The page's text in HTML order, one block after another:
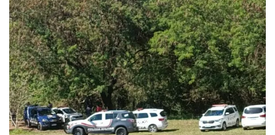
ECONOMIA
Queda dos empregos formais em Itu reflete...
agosto 6, 2026